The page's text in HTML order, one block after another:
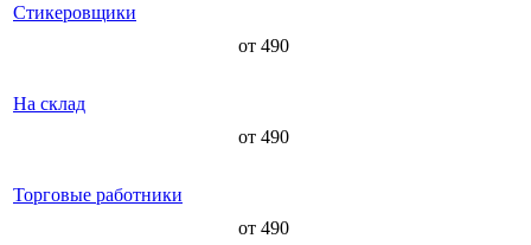
Стикеровщики
от 490
На склад
от 490
Торговые работники
от 490